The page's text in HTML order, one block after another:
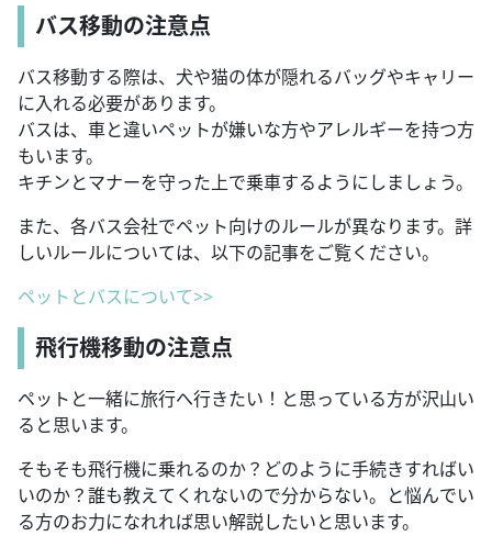
バス移動の注意点
バス移動する際は、犬や猫の体が隠れるバッグやキャリー
に入れる必要があります。
バスは、車と違いペットが嫌いな方やアレルギーを持つ方
もいます。
キチンとマナーを守った上で乗車するようにしましょう。
また、各バス会社でペット向けのルールが異なります。詳
しいルールについては、以下の記事をご覧ください。
ペットとバスについて>>
飛行機移動の注意点
ペットと一緒に旅行へ行きたい！と思っている方が沢山い
ると思います。
そもそも飛行機に乗れるのか？どのように手続きすればい
いのか？誰も教えてくれないので分からない。と悩んでい
る方のお力になれれば思い解説したいと思います。